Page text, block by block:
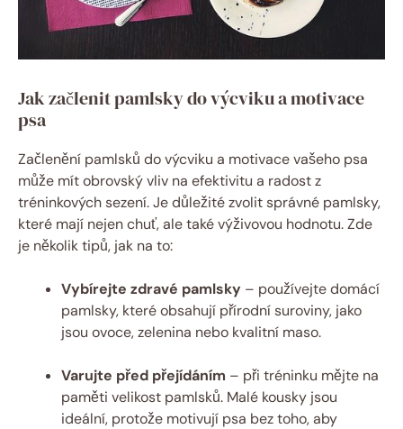
Jak začlenit pamlsky do výcviku a motivace
psa
Začlenění pamlsků do výcviku a motivace vašeho psa
může mít obrovský vliv na efektivitu a radost z
tréninkových sezení. Je důležité zvolit správné pamlsky,
které mají nejen chuť, ale také výživovou hodnotu. Zde
je několik tipů, jak na to:
Vybírejte zdravé pamlsky – používejte domácí
pamlsky, které obsahují přírodní suroviny, jako
jsou ovoce, zelenina nebo kvalitní maso.
Varujte před přejídáním – při tréninku mějte na
paměti velikost pamlsků. Malé kousky jsou
ideální, protože motivují psa bez toho, aby